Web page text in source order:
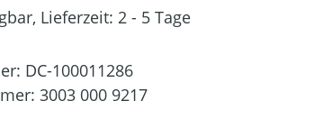
Lieferzeit: 2 - 5 Tage
DC-100011286
3003 000 9217